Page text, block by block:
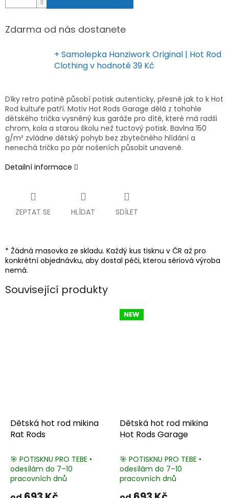
Zdarma od nás dostanete
+ Samolepka Hanziwork Original | Hot Rod
Clothingv hodnotě 39 Kč
Díky retro patině působí potisk autenticky, přesně jak to k Hot
Rod kultuře patří. Motiv Hot Rods Garage dělá z tohohle
dětského trička vysněný kus garáže pro dítě, které má radši
chrom, kola a starou školu než tuctový potisk. Bavlna 150
g/m² zvládne dětský pohyb bez zbytečného hlídání a
nenechá tričko po pár nošeních působit unaveně.
Detailní informace
ZEPTAT SE HLÍDAT SDÍLET
* Žádná masovka ze skladu. Každý kus tisknu v ČR až pro
konkrétní objednávku, aby dostal péči, kterou sériová výroba
nemá.
Související produkty
Dětská hot rod mikina
Rat Rods
🎯 POTISKNU PRO TEBE •
odesílám do 7–10
pracovních dnů
NEW
Dětská hot rod mikina
Hot Rods Garage
🎯 POTISKNU PRO TEBE •
odesílám do 7–10
pracovních dnů